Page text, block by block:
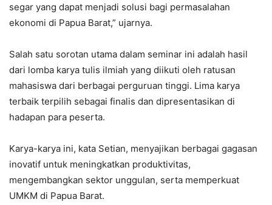
segar yang dapat menjadi solusi bagi permasalahan
ekonomi di Papua Barat,” ujarnya.
Salah satu sorotan utama dalam seminar ini adalah hasil
dari lomba karya tulis ilmiah yang diikuti oleh ratusan
mahasiswa dari berbagai perguruan tinggi. Lima karya
terbaik terpilih sebagai finalis dan dipresentasikan di
hadapan para peserta.
Karya-karya ini, kata Setian, menyajikan berbagai gagasan
inovatif untuk meningkatkan produktivitas,
mengembangkan sektor unggulan, serta memperkuat
UMKM di Papua Barat.